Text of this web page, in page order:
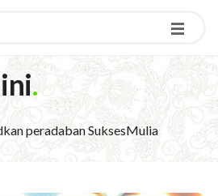
.
peradaban SuksesMulia